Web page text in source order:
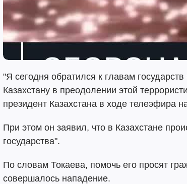
"Я сегодня обратился к главам
Казахстану в преодолении этой
президент Казахстана в ходе телеэфира
При этом он заявил, что в Казахстане
государства".
По словам Токаева, помочь его просят
совершалось нападение.